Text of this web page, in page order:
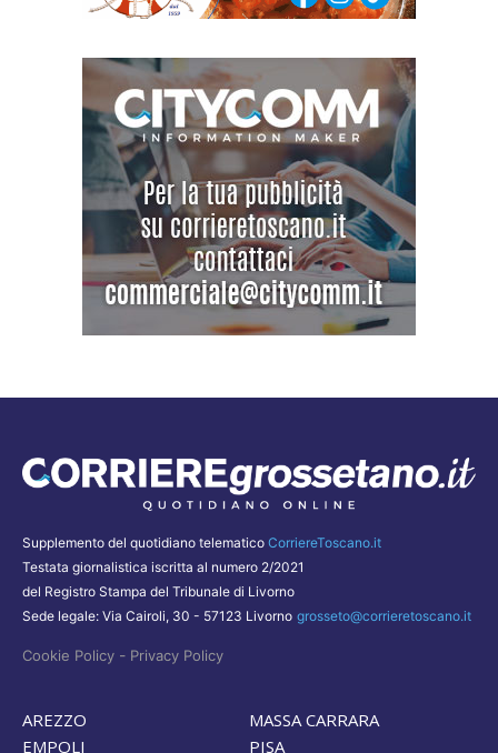
Supplemento del quotidiano telematico CorriereToscano.it
Testata giornalistica iscritta al numero 2/2021
del Registro Stampa del Tribunale di Livorno
Sede legale: Via Cairoli, 30 - 57123 Livorno grosseto@corrieretoscano.it
Cookie Policy - Privacy Policy
AREZZO
EMPOLI
MASSA CARRARA
PISA